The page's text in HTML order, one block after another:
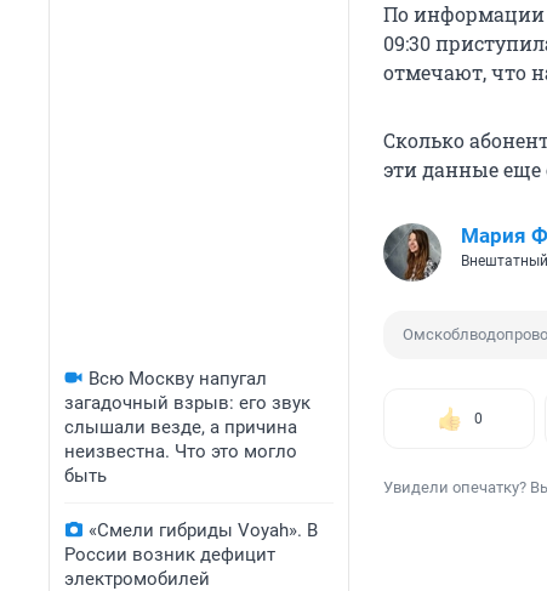
Всю Москву напугал
загадочный взрыв: его звук
слышали везде, а причина
неизвестна. Что это могло
быть
«Смели гибриды Voyah». В
России возник дефицит
электромобилей
По информации
09:30
отмечают, что
Сколько
эти данные еще
Мария
0
Увидели опечатку?